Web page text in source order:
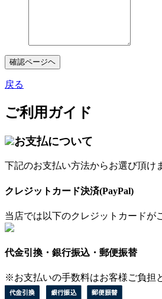
確認ページヘ
戻る
ご利用ガイド
お支払について
下記のお支払い方法からお選び頂け
クレジットカード決済(PayPal)
当店では以下のクレジットカードが
代金引換・銀行振込・郵便振替
※お支払いの手数料はお客様ご負担